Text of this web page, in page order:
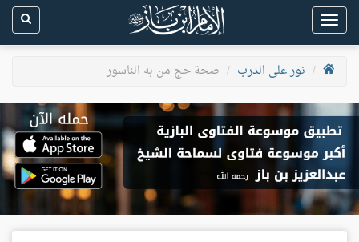
Toggle
navigation
نور على الدرب
صحة حج من به الناسور